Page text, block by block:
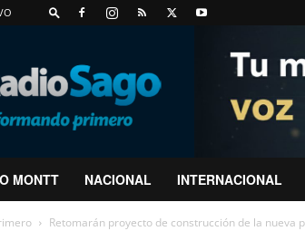
MONTT NACIONAL INTERNACIONAL
Retomarán proyecto de construcción de la nueva